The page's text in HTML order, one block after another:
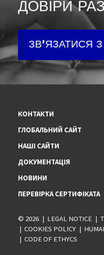
ДОВІРИ
ЗВ'ЯЗАТИСЯ
КОНТАКТИ
ГЛОБАЛЬНИЙ САЙТ
НАШІ САЙТИ
ДОКУМЕНТАЦІЯ
НОВИНИ
ПЕРЕВІРКА СЕРТИФІКАТА
© 2026 LEGAL NOTICE
COOKIES POLICY
CODE OF ETHYCS